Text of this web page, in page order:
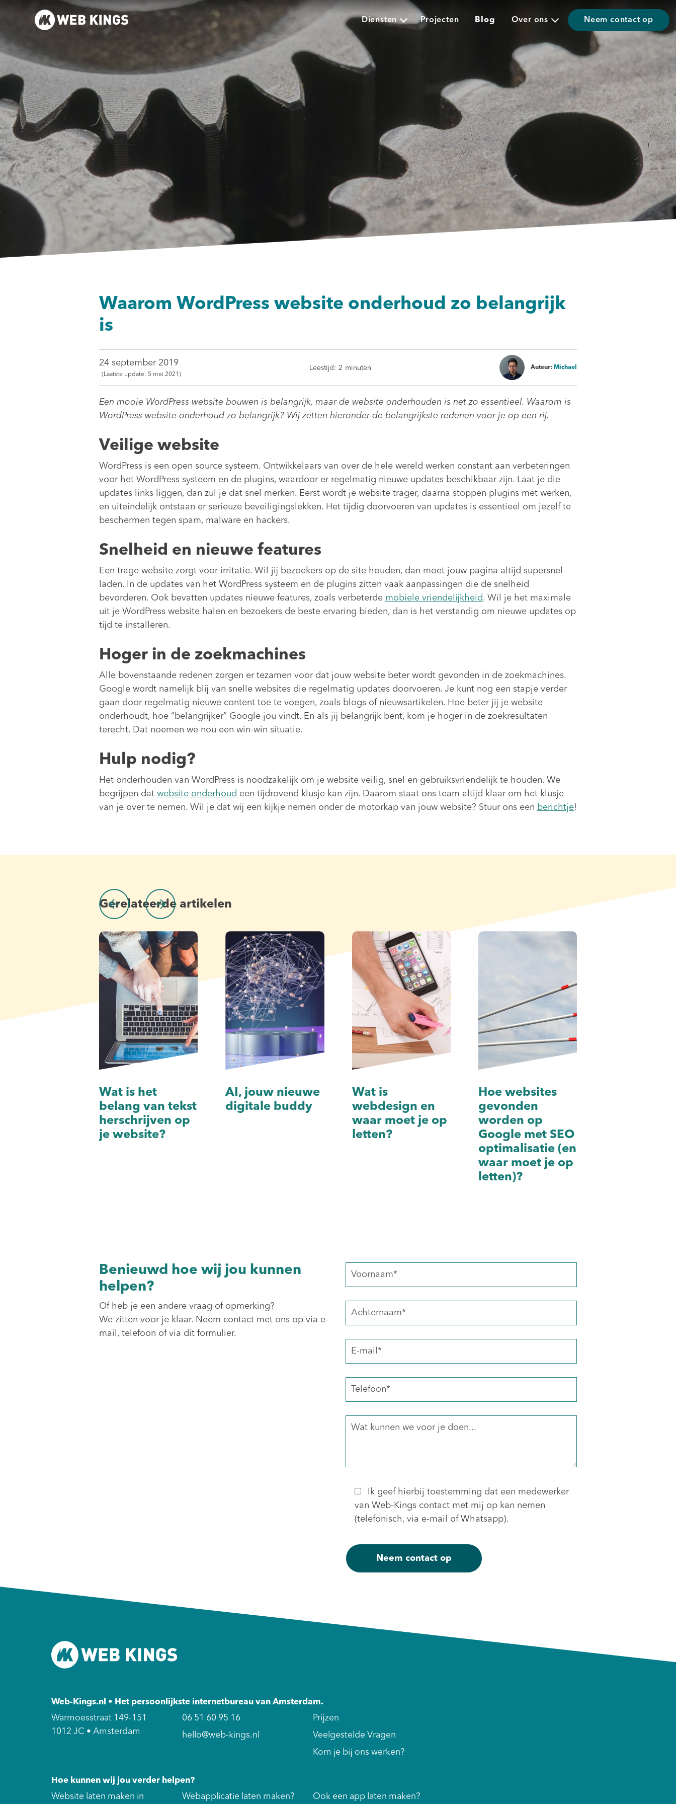
Diensten Projecten Blog Over ons Neem contact op
Waarom WordPress website onderhoud zo belangrijk
is
24 september 2019
(Laatste update: 5 mei 2021)
Leestijd: 2 minuten Auteur: Michael
Een mooie WordPress website bouwen is belangrijk, maar de website onderhouden is net zo essentieel. Waarom is
WordPress website onderhoud zo belangrijk? Wij zetten hieronder de belangrijkste redenen voor je op een rij.
Veilige website
WordPress is een open source systeem. Ontwikkelaars van over de hele wereld werken constant aan verbeteringen
voor het WordPress systeem en de plugins, waardoor er regelmatig nieuwe updates beschikbaar zijn. Laat je die
updates links liggen, dan zul je dat snel merken. Eerst wordt je website trager, daarna stoppen plugins met werken,
en uiteindelijk ontstaan er serieuze beveiligingslekken. Het tijdig doorvoeren van updates is essentieel om jezelf te
beschermen tegen spam, malware en hackers.
Snelheid en nieuwe features
Een trage website zorgt voor irritatie. Wil jij bezoekers op de site houden, dan moet jouw pagina altijd supersnel
laden. In de updates van het WordPress systeem en de plugins zitten vaak aanpassingen die de snelheid
bevorderen. Ook bevatten updates nieuwe features, zoals verbeterde mobiele vriendelijkheid. Wil je het maximale
uit je WordPress website halen en bezoekers de beste ervaring bieden, dan is het verstandig om nieuwe updates op
tijd te installeren.
Hoger in de zoekmachines
Alle bovenstaande redenen zorgen er tezamen voor dat jouw website beter wordt gevonden in de zoekmachines.
Google wordt namelijk blij van snelle websites die regelmatig updates doorvoeren. Je kunt nog een stapje verder
gaan door regelmatig nieuwe content toe te voegen, zoals blogs of nieuwsartikelen. Hoe beter jij je website
onderhoudt, hoe “belangrijker” Google jou vindt. En als jij belangrijk bent, kom je hoger in de zoekresultaten
terecht. Dat noemen we nou een win-win situatie.
Hulp nodig?
Het onderhouden van WordPress is noodzakelijk om je website veilig, snel en gebruiksvriendelijk te houden. We
begrijpen dat website onderhoud een tijdrovend klusje kan zijn. Daarom staat ons team altijd klaar om het klusje
van je over te nemen. Wil je dat wij een kijkje nemen onder de motorkap van jouw website? Stuur ons een berichtje!
Gerelateerde artikelen
Wat is het
belang van tekst
herschrijven op
je website?
AI, jouw nieuwe
digitale buddy
Wat is
webdesign en
waar moet je op
letten?
Hoe websites
gevonden
worden op
Google met SEO
optimalisatie (en
waar moet je op
letten)?
Benieuwd hoe wij jou kunnen
helpen?
Of heb je een andere vraag of opmerking?
We zitten voor je klaar. Neem contact met ons op via e-
mail, telefoon of via dit formulier.
Ik geef hierbij toestemming dat een medewerker
van Web-Kings contact met mij op kan nemen
(telefonisch, via e-mail of Whatsapp).
Web-Kings.nl • Het persoonlijkste internetbureau van Amsterdam.
Warmoesstraat 149-151
1012 JC • Amsterdam
06 51 60 95 16
hello@web-kings.nl
Prijzen
Veelgestelde Vragen
Kom je bij ons werken?
Hoe kunnen wij jou verder helpen?
Website laten maken in
Webapplicatie laten maken? Ook een app laten maken?